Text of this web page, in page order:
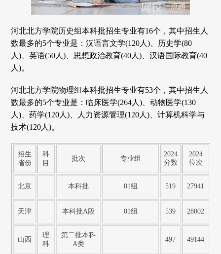
河北北方学院历史组本科批招生专业有16个，其中招生人
数最多的5个专业是：汉语言文学(120人)、历史学(80
人)、英语(50人)、思想政治教育(40人)、汉语国际教育(40
人)。
河北北方学院物理组本科批招生专业有53个，其中招生人
数最多的5个专业是：临床医学(264人)、动物医学(130
人)、药学(120人)、人力资源管理(120人)、计算机科学与
技术(120人)。
招生
省份
科
目
批次 专业组
2024
分数
2024
位次
北京 本科批 01组 519 27941
天津 本科批A段 01组 539 28002
山西
理
科
第二批本科
A类
497 49144